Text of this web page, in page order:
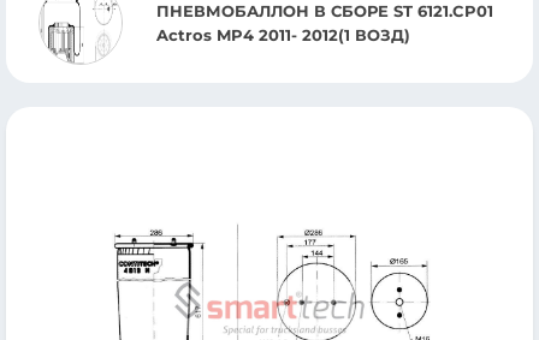
ПНЕВМОБАЛЛОН В СБОРЕ ST 6121.CP01
Actros MP4 2011- 2012(1 ВОЗД)